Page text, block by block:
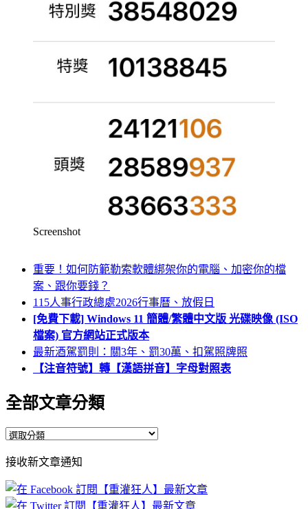
Screenshot
重要！如何防範勒索軟體綁架你的電腦、加密你的檔
案、跟你要錢？
115人事行政總處2026行事曆、放假日
[免費下載] Windows 11 簡體/繁體中文版 光碟映像 (ISO
檔案) 官方網站正式版本
最新酒駕罰則：關3年、罰30萬、扣駕照牌照
【注音符號】轉【漢語拼音】字母對照表
全部文章分類
全
文
章
分
接收新文章通知